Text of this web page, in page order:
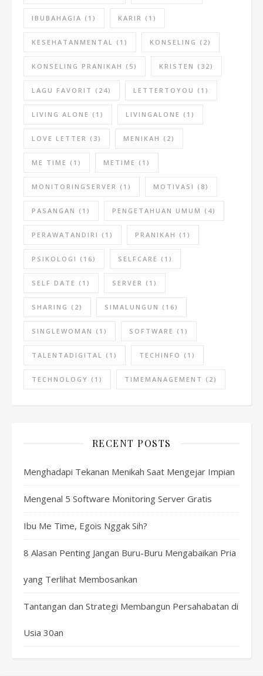
IBUBAHAGIA (1) KARIR (1)
KESEHATANMENTAL (1) KONSELING (2)
KONSELING PRANIKAH (5) KRISTEN (32)
LAGU FAVORIT (24) LETTERTOYOU (1)
LIVING ALONE (1) LIVINGALONE (1)
LOVE LETTER (3) MENIKAH (2)
ME TIME (1) METIME (1)
MONITORINGSERVER (1) MOTIVASI (8)
PASANGAN (1) PENGETAHUAN UMUM (4)
PERAWATANDIRI (1) PRANIKAH (1)
PSIKOLOGI (16) SELFCARE (1)
SELF DATE (1) SERVER (1)
SHARING (2) SIMALUNGUN (16)
SINGLEWOMAN (1) SOFTWARE (1)
TALENTADIGITAL (1) TECHINFO (1)
TECHNOLOGY (1) TIMEMANAGEMENT (2)
RECENT POSTS
Menghadapi Tekanan Menikah Saat Mengejar Impian
Mengenal 5 Software Monitoring Server Gratis
Ibu Me Time, Egois Nggak Sih?
8 Alasan Penting Jangan Buru-Buru Mengabaikan Pria
yang Terlihat Membosankan
Tantangan dan Strategi Membangun Persahabatan di
Usia 30an